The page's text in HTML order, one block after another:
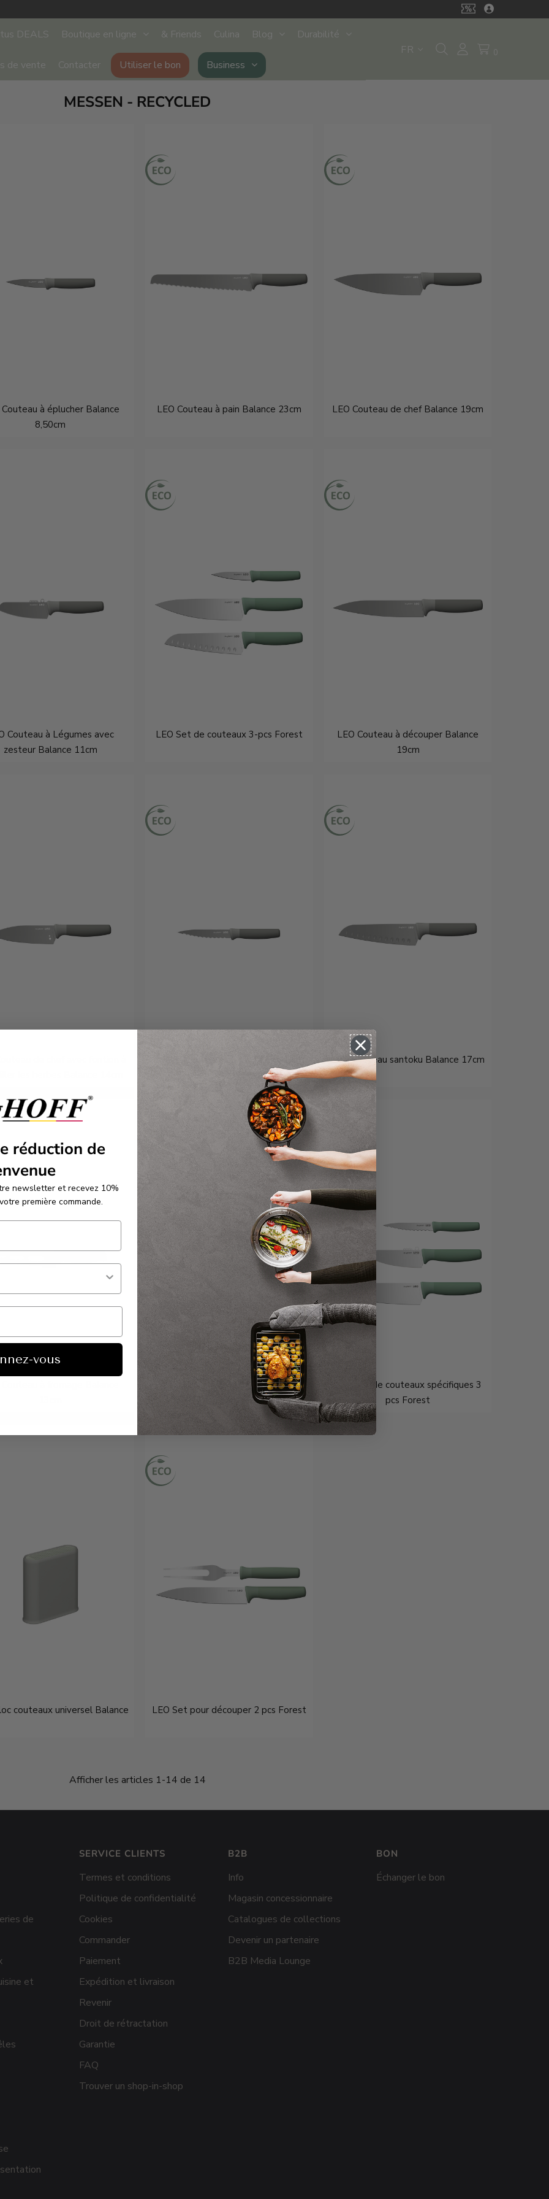
DEALS Boutique en ligne & Friends Culina Blog Durabilité
de vente Contacter Utiliser le bon Business
FR 0
MESSEN - RECYCLED
Couteau à éplucher Balance
8,50cm
LEO Couteau à pain Balance 23cm LEO Couteau de chef Balance 19cm
Couteau à Légumes avec
zesteur Balance 11cm
LEO Set de couteaux 3-pcs Forest
LEO Couteau à découper Balance
19cm
€13,95
LEO Couteau utilitaire dentelé
Balance 11,50cm
LEO Couteau santoku Balance 17cm
LEO Bloc de couteaux 6 pièces
Balance
€104,00
LEO Set de couteaux spécifiques 3
pcs Forest
couteaux universel Balance LEO Set pour découper 2 pcs Forest
Afficher les articles 1-14 de 14
de
et
SERVICE CLIENTS
Termes et conditions
Politique de confidentialité
Cookies
Commander
Paiement
Expédition et livraison
Revenir
Droit de rétractation
Garantie
FAQ
Trouver un shop-in-shop
B2B
Info
Magasin concessionnaire
Catalogues de collections
Devenir un partenaire
B2B Media Lounge
BON
Échanger le bon
réduction de
newsletter et recevez 10%
première commande.
vous